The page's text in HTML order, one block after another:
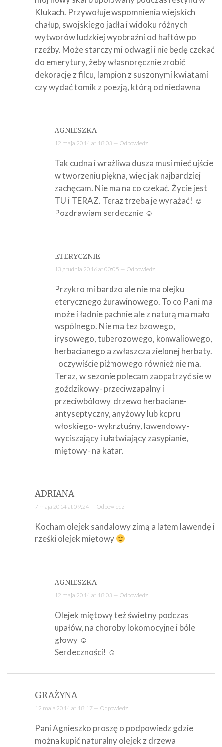
Klukach. Przywołuje wspomnienia wiejskich
chałup, swojskiego jadła i widoku różnych
wytworów ludzkiej wyobraźni od haftów po
rzeźby. Może starczy mi odwagi i nie będę czekać
do emerytury, żeby własnoręcznie zrobić
dekorację z filcu, lampion z suszonymi kwiatami
czy wydać tomik z poezją, którą od niedawna
AGNIESZKA
12 maja 2014 at 18:03 — Odpowiedz
Tak cudna i wrażliwa dusza musi mieć ujście
w tworzeniu piękna, więc jak najbardziej
zachęcam. Nie ma na co czekać. Życie jest
TU i TERAZ. Teraz trzeba je wyrażać! ☺
Pozdrawiam serdecznie ☺
ETERYCZNIE
13 grudnia 2016 at 00:05 — Odpowiedz
Przykro mi bardzo ale nie ma olejku
eterycznego żurawinowego. To co Pani ma
może i ładnie pachnie ale z naturą ma mało
wspólnego. Nie ma tez bzowego,
irysowego, tuberozowego, konwaliowego,
herbacianego a zwłaszcza zielonej herbaty.
I oczywiście piżmowego również nie ma.
Teraz, w sezonie polecam zaopatrzyć sie w
goździkowy- przeciwzapalny i
przeciwbólowy, drzewo herbaciane-
antyseptyczny, anyżowy lub kopru
włoskiego- wykrztuśny, lawendowy-
wyciszający i ułatwiający zasypianie,
miętowy- na katar.
ADRIANA
7 maja 2014 at 09:24 — Odpowiedz
Kocham olejek sandalowy zimą a latem lawendę i
rześki olejek miętowy
AGNIESZKA
12 maja 2014 at 18:03 — Odpowiedz
Olejek miętowy też świetny podczas
upałów, na choroby lokomocyjne i bóle
głowy ☺
Serdeczności! ☺
GRAŻYNA
12 maja 2014 at 18:17 — Odpowiedz
Pani Agnieszko proszę o podpowiedz gdzie
można kupić naturalny olejek z drzewa